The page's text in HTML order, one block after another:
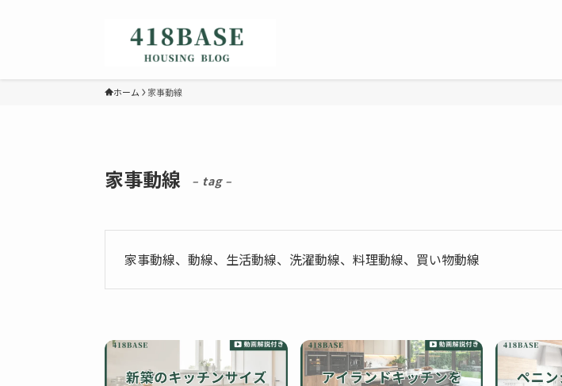
ホーム 家事動線
家事動線 – tag –
家事動線、動線、生活動線、洗濯動線、料理動線、買い物動線